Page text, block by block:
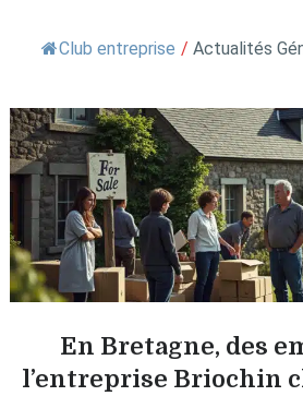
Club entreprise / Actualités
En Bretagne, des
l’entreprise Briochin